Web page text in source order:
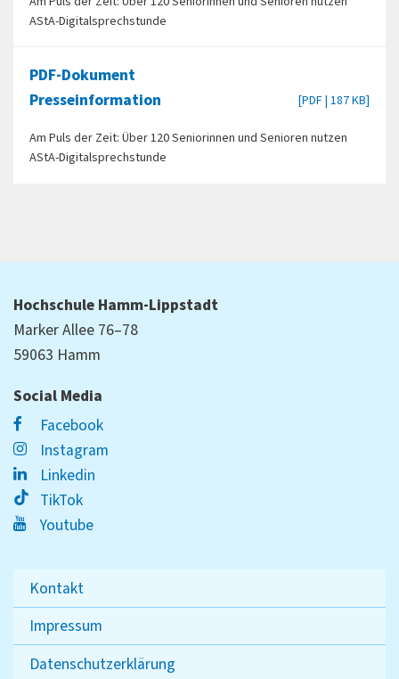
AStA-Digitalsprechstunde
PDF-Dokument
Presseinformation
[PDF | 187 KB]
Am Puls der Zeit: Über 120 Seniorinnen und Senioren nutzen
AStA-Digitalsprechstunde
Hochschule Hamm-Lippstadt
Marker Allee 76–78
59063 Hamm
Social Media
Facebook
Instagram
Linkedin
TikTok
Youtube
Kontakt
Impressum
Datenschutzerklärung